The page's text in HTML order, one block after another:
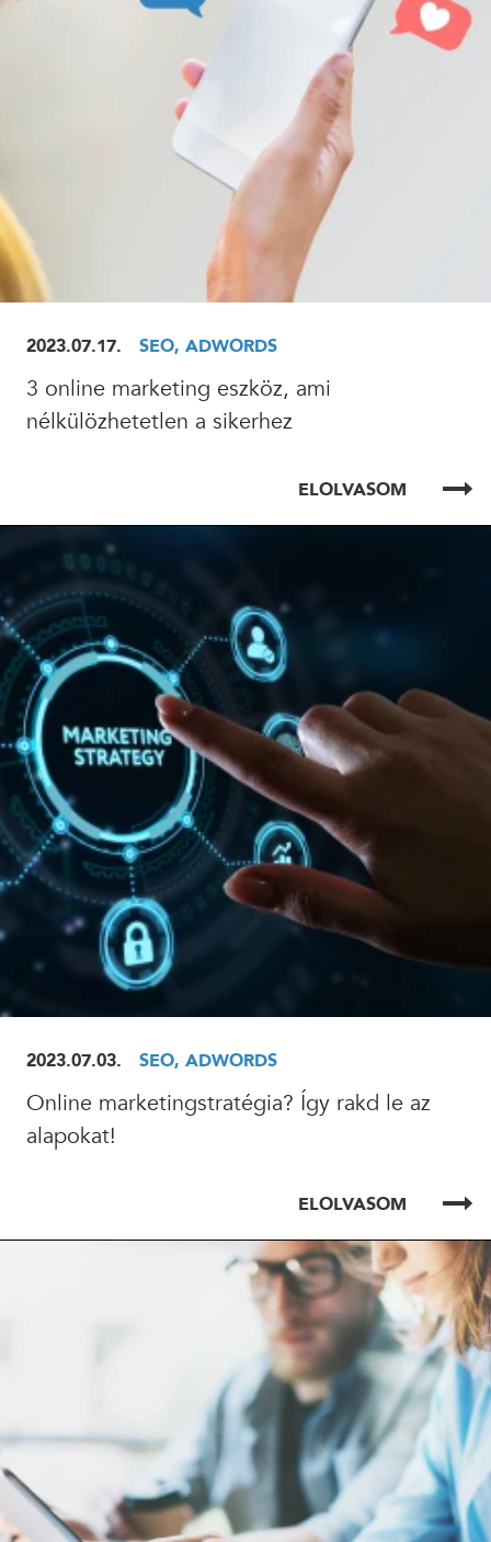
ELOLVASOM
2023.07.17. SEO, ADWORDS
3 online marketing eszköz, ami
nélkülözhetetlen a sikerhez
ELOLVASOM
ELOLVASOM
2023.07.03. SEO, ADWORDS
Online marketingstratégia? Így rakd le az
alapokat!
ELOLVASOM
ELOLVASOM